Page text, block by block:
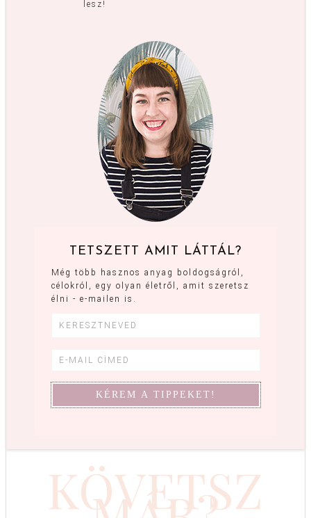
lesz!
TETSZETT AMIT LÁTTÁL?
Még több hasznos anyag boldogságról,
célokról, egy olyan életről, amit szeretsz
élni - e-mailen is.
KÖVETSZ